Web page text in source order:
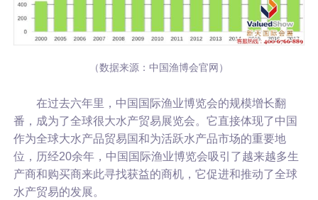
（数据来源：中国渔博会官网）
在过去六年里， 中国国际渔业博览会的规模增长翻
番，成为了全球很大水产贸易展览会。它直接体现了中国
作为全球大水产品贸易国和为活跃水产品市场的重要地
位，历经20余年， 中国国际渔业博览会吸引了越来越多生
产商和购买商来此寻找获益的商机，它促进和推动了全球
水产贸易的发展。